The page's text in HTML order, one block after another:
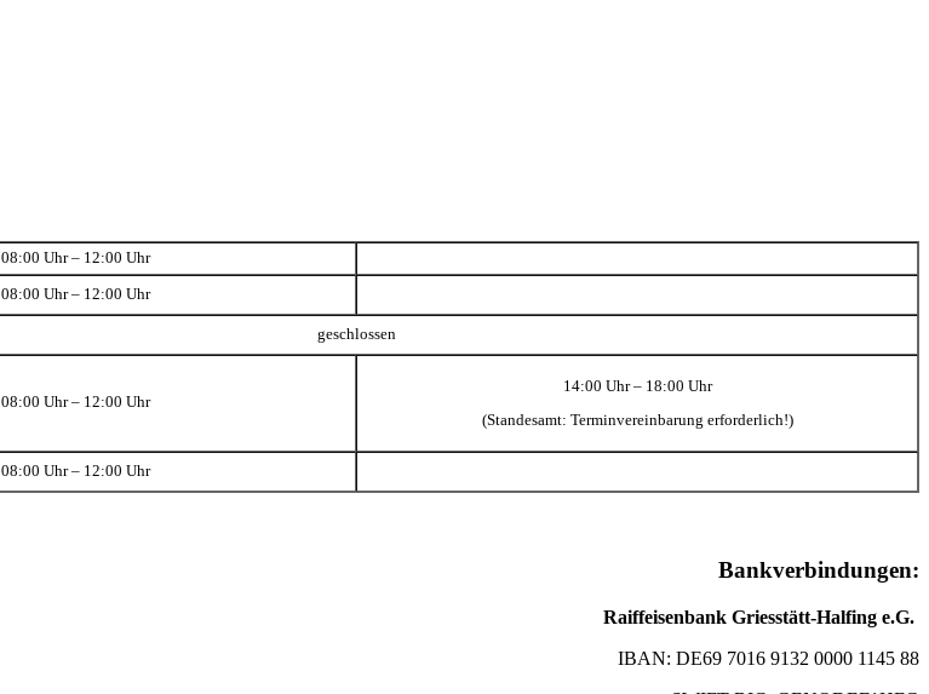
08:00 Uhr – 12:00 Uhr
08:00 Uhr – 12:00 Uhr
geschlossen
08:00 Uhr – 12:00 Uhr
14:00 Uhr – 18:00 Uhr
(Standesamt: Terminvereinbarung erforderlich!)
08:00 Uhr – 12:00 Uhr
Bankverbindungen:
Raiffeisenbank Griesstätt-Halfing e.G.
IBAN: DE69 7016 9132 0000 1145 88